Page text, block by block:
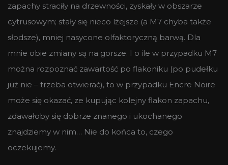
zapachy straciły na drzewności, zyskały w obszarze
cytrusowym; stały się nieco lżejsze (a M7 chyba także
słodsze), mniej nasycone olfaktoryczną barwą. Dla
mnie obie zmiany są na gorsze. I o ile w przypadku M7
można rozpoznać zawartość po flakoniku (po pudełku
już nie – trzeba otwierać), to w przypadku Encre Noire
może się okazać, ze kupując kolejny flakon zapachu,
zdawałoby się dobrze znanego i ukochanego
znajdziemy w nim… Nie do końca to, czego
oczekujemy.